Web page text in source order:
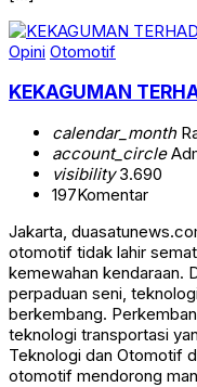
Opini Otomotif
KEKAGUMAN
calendar_month
account_circle
visibility3.690
197Komentar
Jakarta,
otomotif tidak lahir
kemewahan kendaraan.
perpaduan seni,
berkembang.
teknologi transportasi
Teknologi dan Otomotif
otomotif mendorong